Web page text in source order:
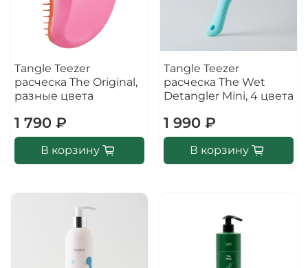
Tangle Teezer
расческа The Original,
разные цвета
1 790 ₽
В корзину
Tangle Teezer
расческа The Wet
Detangler Mini, 4 цвета
1 990 ₽
В корзину